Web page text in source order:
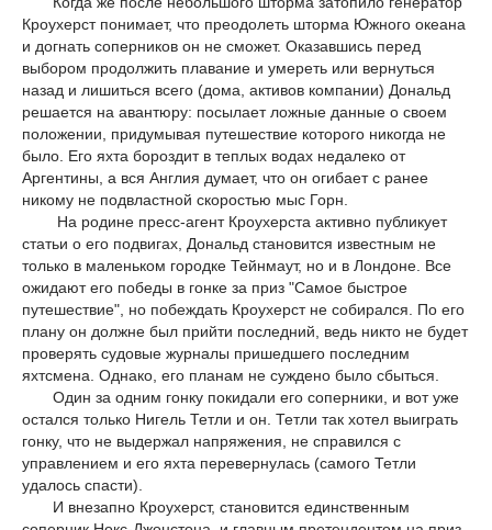
Кроухерст понимает, что преодолеть шторма Южного океана
и догнать соперников он не сможет. Оказавшись перед
выбором продолжить плавание и умереть или вернуться
назад и лишиться всего (дома, активов компании) Дональд
решается на авантюру: посылает ложные данные о своем
положении, придумывая путешествие которого никогда не
было. Его яхта бороздит в теплых водах недалеко от
Аргентины, а вся Англия думает, что он огибает с ранее
никому не подвластной скоростью мыс Горн.
На родине пресс-агент Кроухерста активно публикует
статьи о его подвигах, Дональд становится известным не
только в маленьком городке Тейнмаут, но и в Лондоне. Все
ожидают его победы в гонке за приз "Самое быстрое
путешествие", но побеждать Кроухерст не собирался. По его
плану он должне был прийти последний, ведь никто не будет
проверять судовые журналы пришедшего последним
яхтсмена. Однако, его планам не суждено было сбыться.
Один за одним гонку покидали его соперники, и вот уже
остался только Нигель Тетли и он. Тетли так хотел выиграть
гонку, что не выдержал напряжения, не справился с
управлением и его яхта перевернулась (самого Тетли
удалось спасти).
И внезапно Кроухерст, становится единственным